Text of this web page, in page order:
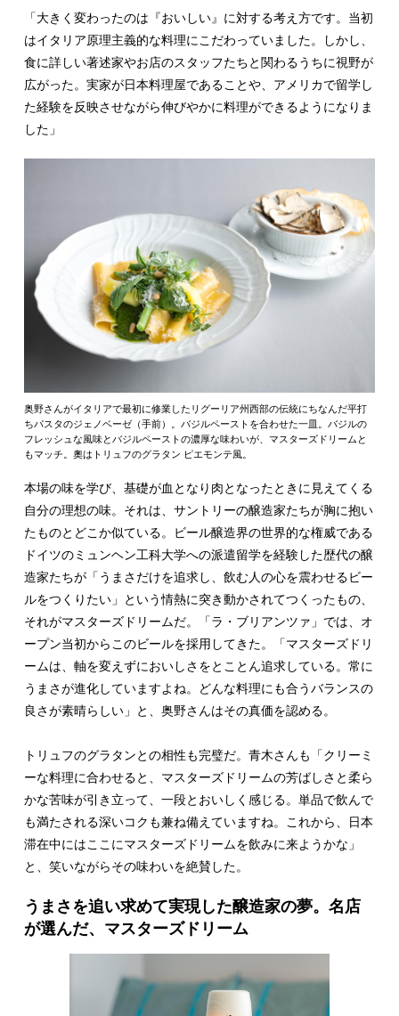
「大きく変わったのは『おいしい』に対する考え方です。当初
はイタリア原理主義的な料理にこだわっていました。しかし、
食に詳しい著述家やお店のスタッフたちと関わるうちに視野が
広がった。実家が日本料理屋であることや、アメリカで留学し
た経験を反映させながら伸びやかに料理ができるようになりま
した」
奥野さんがイタリアで最初に修業したリグーリア州西部の伝統にちなんだ平打
ちパスタのジェノベーゼ（手前）。バジルペーストを合わせた一皿。バジルの
フレッシュな風味とバジルペーストの濃厚な味わいが、マスターズドリームと
もマッチ。奧はトリュフのグラタン ピエモンテ風。
本場の味を学び、基礎が血となり肉となったときに見えてくる
自分の理想の味。それは、サントリーの醸造家たちが胸に抱い
たものとどこか似ている。ビール醸造界の世界的な権威である
ドイツのミュンヘン工科大学への派遣留学を経験した歴代の醸
造家たちが「うまさだけを追求し、飲む人の心を震わせるビー
ルをつくりたい」という情熱に突き動かされてつくったもの、
それがマスターズドリームだ。「ラ・ブリアンツァ」では、オ
ープン当初からこのビールを採用してきた。「マスターズドリ
ームは、軸を変えずにおいしさをとことん追求している。常に
うまさが進化していますよね。どんな料理にも合うバランスの
良さが素晴らしい」と、奥野さんはその真価を認める。
トリュフのグラタンとの相性も完璧だ。青木さんも「クリーミ
ーな料理に合わせると、マスターズドリームの芳ばしさと柔ら
かな苦味が引き立って、一段とおいしく感じる。単品で飲んで
も満たされる深いコクも兼ね備えていますね。これから、日本
滞在中にはここにマスターズドリームを飲みに来ようかな」
と、笑いながらその味わいを絶賛した。
うまさを追い求めて実現した醸造家の夢。名店
が選んだ、マスターズドリーム